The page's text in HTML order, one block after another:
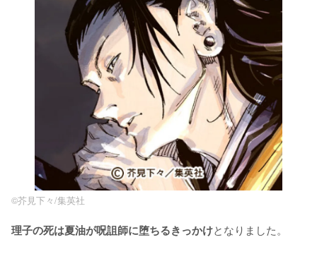
©︎芥見下々/集英社
理子の死は夏油が呪詛師に堕ちるきっかけとなりました。